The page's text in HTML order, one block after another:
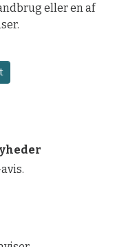
eller en af